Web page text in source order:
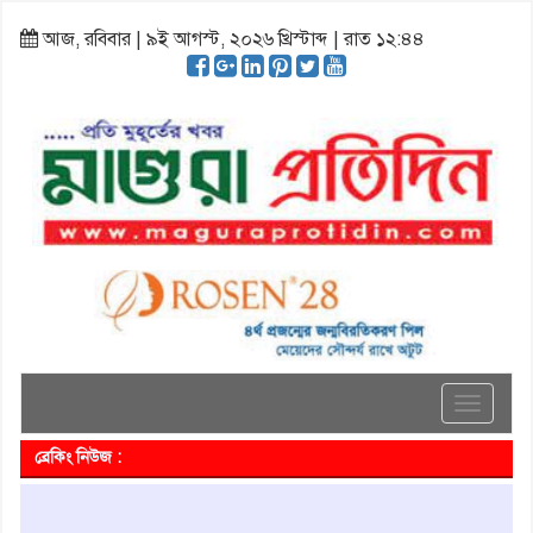
আজ, রবিবার | ৯ই আগস্ট, ২০২৬ খ্রিস্টাব্দ | রাত ১২:৪৪
Toggle
ব্রেকিং নিউজ :